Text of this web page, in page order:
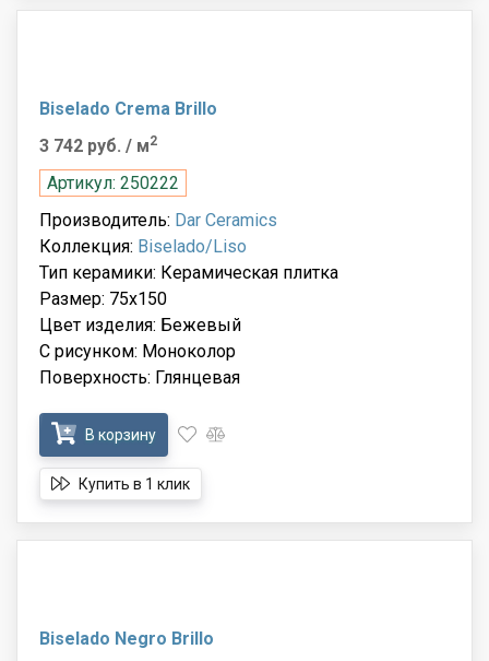
Biselado Crema Brillo
3 742 руб. / м2
Артикул: 250222
Производитель: Dar Ceramics
Коллекция: Biselado/Liso
Тип керамики: Керамическая плитка
Размер: 75x150
Цвет изделия: Бежевый
С рисунком: Моноколор
Поверхность: Глянцевая
В корзину
Купить в 1 клик
Biselado Negro Brillo